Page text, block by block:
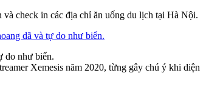
check in các địa chỉ ăn uống du lịch tại Hà Nội.
do như biển.
Xemesis năm 2020, từng gây chú ý khi diện